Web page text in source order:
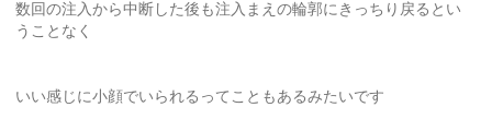
数回の注入から中断した後も注入まえの輪郭にきっちり戻るとい
うことなく
いい感じに小顔でいられるってこともあるみたいです